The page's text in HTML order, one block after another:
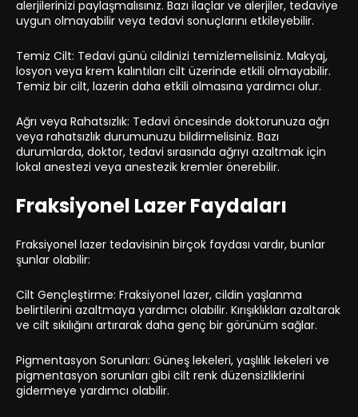
alerjilerinizi paylaşmalısınız. Bazı ilaçlar ve alerjiler, tedaviye
uygun olmayabilir veya tedavi sonuçlarını etkileyebilir.
Temiz Cilt: Tedavi günü cildinizi temizlemelisiniz. Makyaj,
losyon veya krem kalıntıları cilt üzerinde etkili olmayabilir.
Temiz bir cilt, lazerin daha etkili olmasına yardımcı olur.
Ağrı veya Rahatsızlık: Tedavi öncesinde doktorunuza ağrı
veya rahatsızlık durumunuzu bildirmelisiniz. Bazı
durumlarda, doktor, tedavi sırasında ağrıyı azaltmak için
lokal anestezi veya anestezik kremler önerebilir.
Fraksiyonel Lazer Faydaları
Fraksiyonel lazer tedavisinin birçok faydası vardır, bunlar
şunlar olabilir:
Cilt Gençleştirme: Fraksiyonel lazer, cildin yaşlanma
belirtilerini azaltmaya yardımcı olabilir. Kırışıklıkları azaltarak
ve cilt sıkılığını artırarak daha genç bir görünüm sağlar.
Pigmentasyon Sorunları: Güneş lekeleri, yaşlılık lekeleri ve
pigmentasyon sorunları gibi cilt renk düzensizliklerini
gidermeye yardımcı olabilir.